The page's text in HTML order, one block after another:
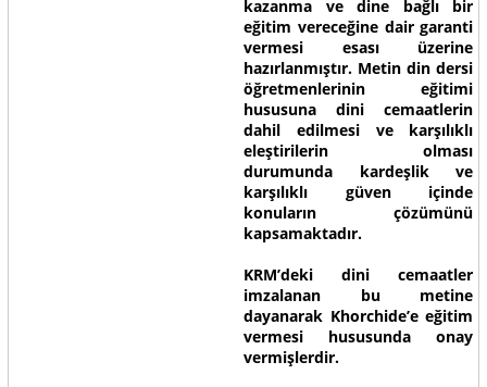
kazanma ve dine bağlı bir
eğitim vereceğine dair garanti
vermesi esası üzerine
hazırlanmıştır. Metin din dersi
öğretmenlerinin eğitimi
hususuna dini cemaatlerin
dahil edilmesi ve karşılıklı
eleştirilerin olması
durumunda kardeşlik ve
karşılıklı güven içinde
konuların çözümünü
kapsamaktadır.
KRM’deki dini cemaatler
imzalanan bu metine
dayanarak Khorchide’e eğitim
vermesi hususunda onay
vermişlerdir.